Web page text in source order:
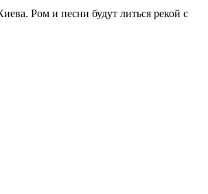
Ром и песни будут литься рекой с